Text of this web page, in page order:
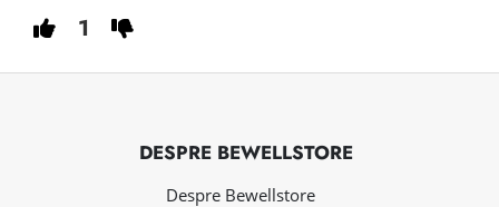
1
DESPRE BEWELLSTORE
Despre Bewellstore